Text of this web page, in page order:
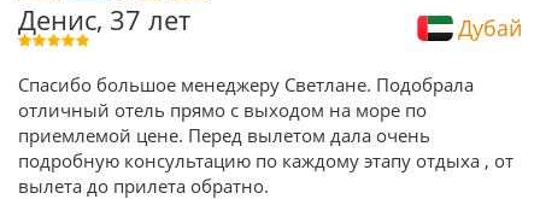
Денис, 37 лет Дубай
Спасибо большое менеджеру Светлане. Подобрала
отличный отель прямо с выходом на море по
приемлемой цене. Перед вылетом дала очень
подробную консультацию по каждому этапу отдыха , от
вылета до прилета обратно.